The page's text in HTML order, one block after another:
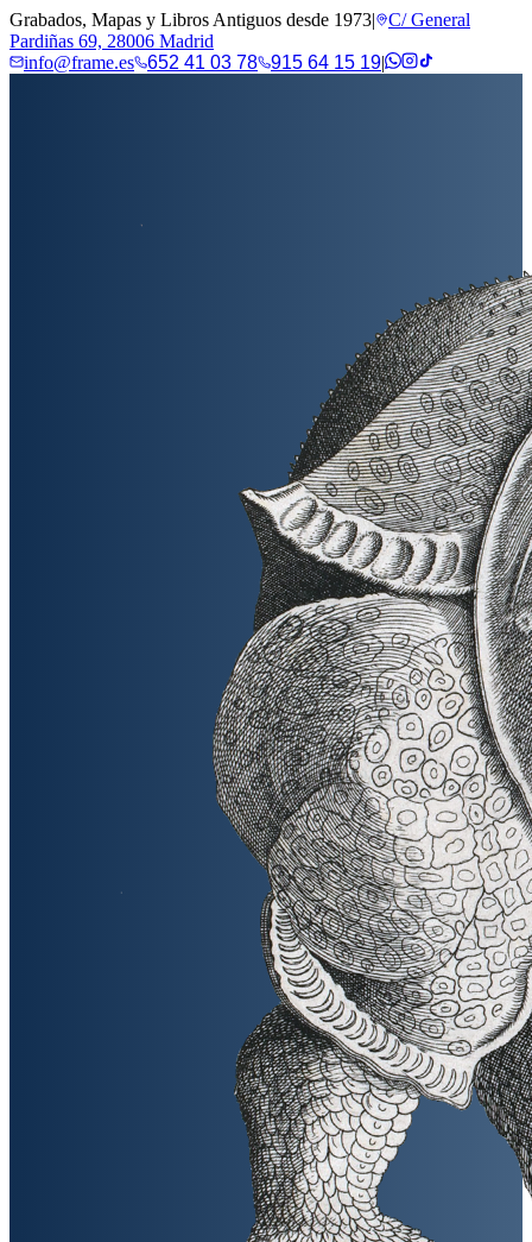
Grabados, Mapas y Libros Antiguos desde 1973|
C/ General
Pardiñas 69, 28006 Madrid
info@frame.es
652 41 03 78 915 64 15 19|